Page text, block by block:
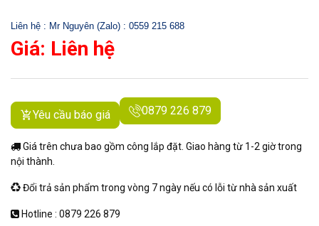
Liên hệ : Mr Nguyên (Zalo) : 0559 215 688
Giá: Liên hệ
Yêu cầu báo giá 0879 226 879
Giá trên chưa bao gồm công lắp đặt. Giao hàng từ 1-2 giờ trong
nội thành.
Đổi trả sản phẩm trong vòng 7 ngày nếu có lỗi từ nhà sản xuất
Hotline : 0879 226 879